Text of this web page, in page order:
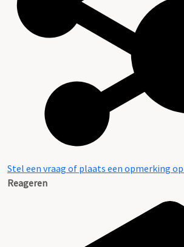
Stel een vraag of plaats een opmerking
Reageren